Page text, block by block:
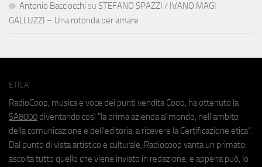
Antonio Bacciocchi su STEFANO SPAZZI / IVANO MAGI
GALLUZZI – Una rotonda per amare
ETICA
RadioCoop, musica e voce dei punti vendita Coop, ha ottenuto la
SA8000 diventando così "la prima azienda al mondo, nell'ambito
della comunicazione e dell'editoria, a ricevere la Certificazione etica".
Dal punto di vista artistico e culturale, Radiocoop vanta un primato:
ascolta tutto quello che viene inviato in redazione, e appena può, lo